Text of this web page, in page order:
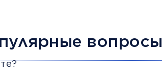
вопросы